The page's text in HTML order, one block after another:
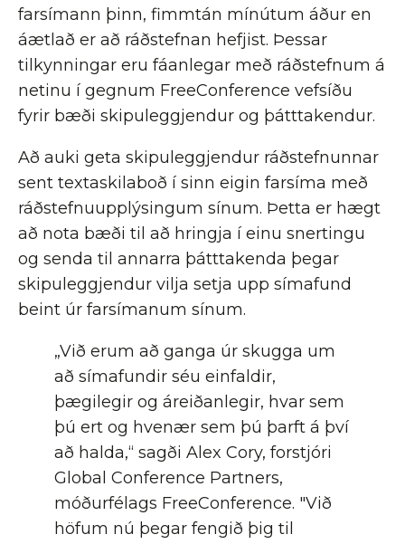
farsímann þinn, fimmtán mínútum áður en
áætlað er að ráðstefnan hefjist. Þessar
tilkynningar eru fáanlegar með ráðstefnum á
netinu í gegnum FreeConference vefsíðu
fyrir bæði skipuleggjendur og þátttakendur.
Að auki geta skipuleggjendur ráðstefnunnar
sent textaskilaboð í sinn eigin farsíma með
ráðstefnuupplýsingum sínum. Þetta er hægt
að nota bæði til að hringja í einu snertingu
og senda til annarra þátttakenda þegar
skipuleggjendur vilja setja upp símafund
beint úr farsímanum sínum.
„Við erum að ganga úr skugga um
að símafundir séu einfaldir,
þægilegir og áreiðanlegir, hvar sem
þú ert og hvenær sem þú þarft á því
að halda,“ sagði Alex Cory, forstjóri
Global Conference Partners,
móðurfélags FreeConference. "Við
höfum nú þegar fengið þig til